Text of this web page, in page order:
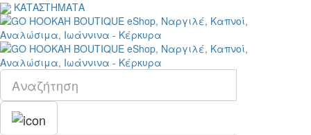
ΚΑΤΑΣΤΗΜΑΤΑ